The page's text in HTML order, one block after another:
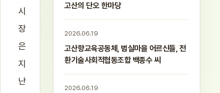
시
장
은
지
난
고산의 단오 한마당
2026.06.19
고산향교육공동체, 범실마을 어르신들, 전
환기술사회적협동조합 백종수 씨
2026.06.19